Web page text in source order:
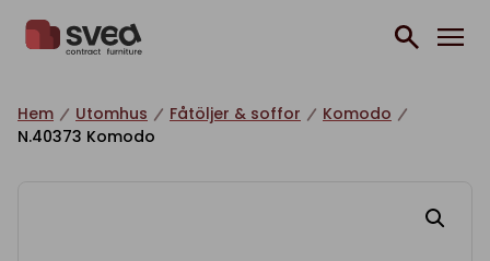
Hem Utomhus Fåtöljer & soffor
Komodo
N.40373 Komodo